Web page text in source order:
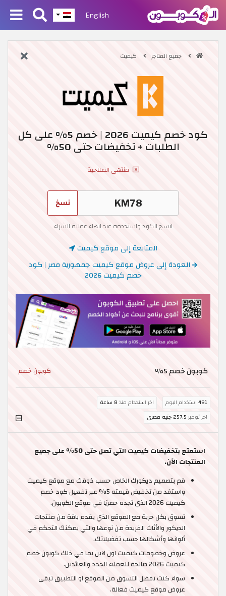
English
جميع المتاجر كيميت
كود خصم كيميت 2026 | خصم 5% على كل
الطلبات + تخفيضات حتى 50%
منتهي الصلاحية
نسخ
انسخ الكود واستخدمه عند انهاء عملية الشراء
المتابعة إلى موقع كيميت
العودة إلى عروض موقع كيميت جمهورية مصر | كود
خصم كيميت 2026
كوبون خصم 5٪ كوبون خصم
491 استخدام اليوم اخر استخدام منذ 8 ساعة
اخر توفير 257.5 جنيه مصري
استمتع بتخفيضات كيميت التي تصل حتى 50% على جميع
المنتجات الآن.
قم بتصميم ديكورك الخاص حسب ذوقك مع موقع كيميت
واستفد من تخفيض قيمته 5% عبر تفعيل كود خصم
كيميت 2026 الذي تجده حصريًا في موقع الكوبون.
تسوق بكل حرية مع الموقع الذي يقدم باقة من منتجات
الديكور والأثاث الفريدة من نوعها والتي يمكنك التحكم في
ألوانها وأشكالها حسب تفضيلاتك.
عروض وخصومات كيميت اون لاين بما في ذلك كوبون خصم
كيميت 2026 صالحة للعملاء الجدد والعائدين.
سواء كنت تفضل التسوق من الموقع او التطبيق تبقى
عروض موقع كيميت فعالة.